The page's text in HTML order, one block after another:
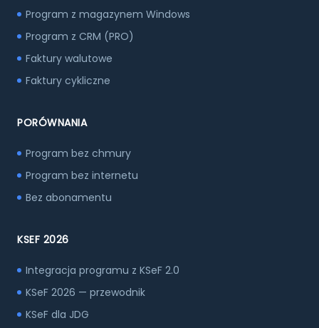
Program z magazynem Windows
Program z CRM (PRO)
Faktury walutowe
Faktury cykliczne
PORÓWNANIA
Program bez chmury
Program bez internetu
Bez abonamentu
KSEF 2026
Integracja programu z KSeF 2.0
KSeF 2026 — przewodnik
KSeF dla JDG